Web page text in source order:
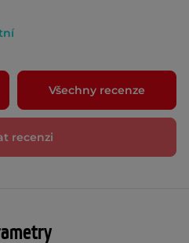
Všechny recenze
recenzi